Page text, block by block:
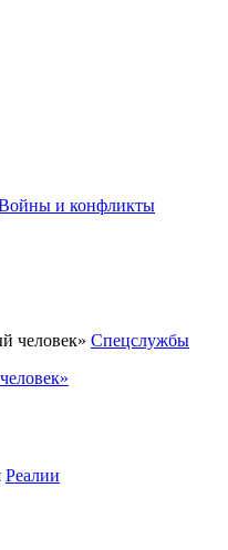
и конфликты
Спецслужбы
Реалии